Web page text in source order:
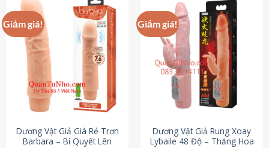
Giảm giá!
Dương Vật Giả Giá Rẻ Trơn
Barbara – Bí Quyết Lên
Giảm giá!
Dương Vật Giả Rung Xoay
Lybaile 48 Độ – Thăng Hoa